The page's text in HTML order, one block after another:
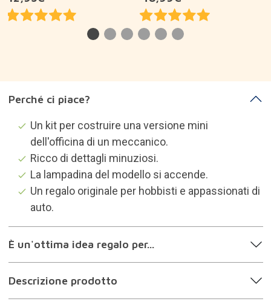
È un'ottima idea regalo per...
Descrizione prodotto
Categorie che potrebbero
interessarti
Regali appassionati di artigianato
Regali il mio ragazzo Regali gli uomini